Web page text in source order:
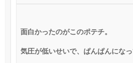
面白かったのがこのポテチ。
気圧が低いせいで、ぱんぱんにな